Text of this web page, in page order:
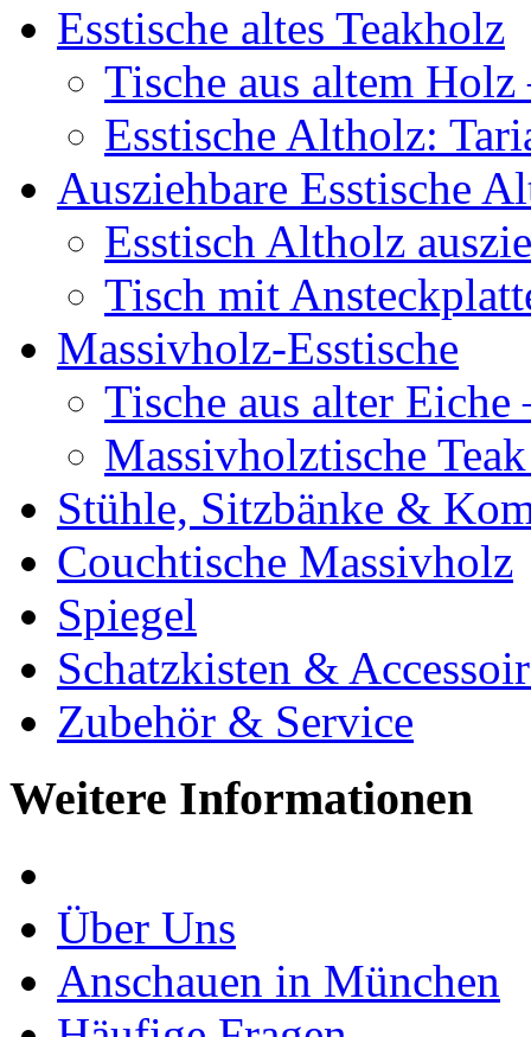
Esstische altes Teakholz
Tische aus altem
Esstische Altholz:
Ausziehbare Esstische
Esstisch Altholz
Tisch mit
Massivholz-Esstische
Tische aus alter
Massivholztische
Stühle, Sitzbänke &
Couchtische Massivholz
Spiegel
Schatzkisten &
Zubehör & Service
Weitere Informationen
Über Uns
Anschauen in München